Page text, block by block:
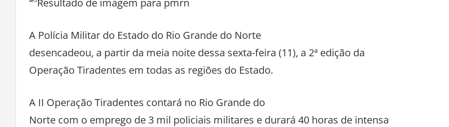
A Polícia Militar do Estado do Rio Grande do Norte
desencadeou, a partir da meia noite dessa sexta-feira (11), a 2ª edição da
Operação Tiradentes em todas as regiões do Estado.
A II Operação Tiradentes contará no Rio Grande do
Norte com o emprego de 3 mil policiais militares e durará 40 horas de intensa